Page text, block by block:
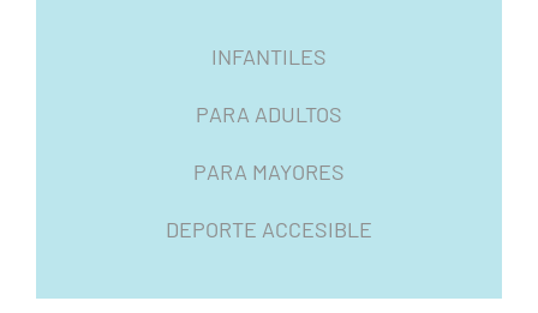
INFANTILES
PARA ADULTOS
PARA MAYORES
DEPORTE ACCESIBLE